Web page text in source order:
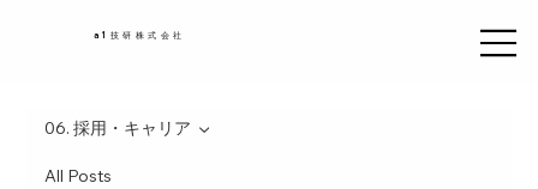
a1技研株式会社
All Posts
06. 採用・キャリア